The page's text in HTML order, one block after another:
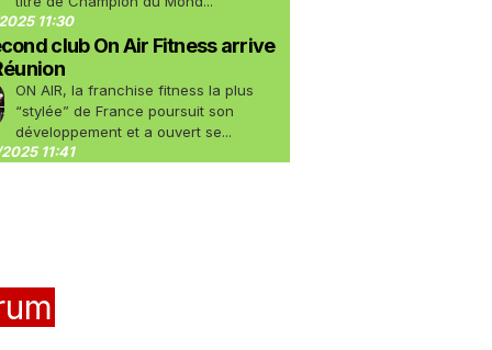
11:30
club On Air Fitness arrive
ON AIR, la franchise fitness la plus
“stylée” de France poursuit son
développement et a ouvert se...
11:41